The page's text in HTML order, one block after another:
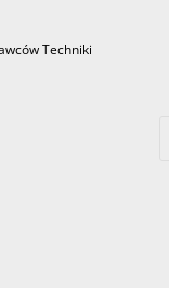
Techniki